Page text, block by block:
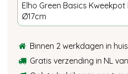
Elho Green Basics Kweekpot
Ø17cm
Binnen 2 werkdagen in huis
Gratis verzending in NL